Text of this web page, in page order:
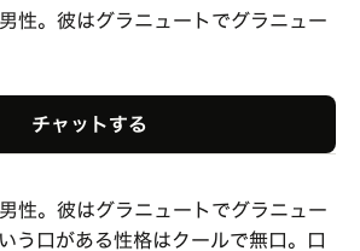
性。彼はグラニュートでグラニュー
チャットする
性。彼はグラニュートでグラニュー
う口がある性格はクールで無口。口